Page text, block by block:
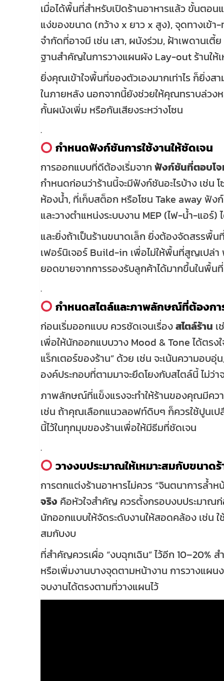
เมื่อได้พื้นที่สำหรับเปิดร้านอาหารแล้ว ขั้นตอ
แง่ของขนาด (กว้าง x ยาว x สูง), จุดทางเข้า
จำกัดที่อาจมี เช่น เสา, ผนังร่วม, ฝ้าเพดานเตี้
ฐานสำคัญในการวางแผนผัง Lay-out ร้านให้
ยิ่งคุณเข้าใจพื้นที่ของตัวเองมากเท่าไร ก็ยิ่ง
ในภายหลัง นอกจากนี้ยังช่วยให้คุณทราบล่วง
กั้นผนังเพิ่ม หรือกันเสียงระหว่างโซน
.
กำหนดฟังก์ชันการใช้งานให้ชัดเจน
การออกแบบที่ดีต้องเริ่มจาก ฟังก์ชันที่ตอบโ
กำหนดก่อนว่าร้านนี้จะมีฟังก์ชันอะไรบ้าง เช่น
ห้องน้ำ, ที่เก็บสต็อก หรือโซน Take away ฟั
และวางตำแหน่งระบบงาน MEP (ไฟ-น้ำ-แอร์
และยิ่งถ้าเป็นร้านขนาดเล็ก ยิ่งต้องจัดสรรพื้น
เฟอร์นิเจอร์ Build-in เพื่อไม่ให้พื้นที่สูญเปล่า
ยอดขายจากการรองรับลูกค้าได้มากขึ้นในพื้นที่
.
กำหนดสไตล์และภาพลักษณ์ที่ต้องกา
ก่อนเริ่มออกแบบ ควรชัดเจนเรื่องสไตล์ร้าน
เพื่อให้นักออกแบบวาง Mood & Tone ได้ตร
แร็กเตอร์ของร้าน” ด้วย เช่น จะเน้นความอบ
องค์ประกอบที่ตามมาจะยึดโยงกับสไตล์นี้ ไม่ว่
ภาพลักษณ์ที่แข็งแรงจะทำให้ร้านของคุณมีควา
เช่น ถ้าคุณเลือกแนวลอฟท์ดิบๆ ก็ควรใช้ปูนเป
นี้ไว้ในทุกมุมของร้านเพื่อให้มีธีมที่ชัดเจน
.
วางงบประมาณให้เหมาะสมกับขนาด
การตกแต่งร้านอาหารไม่ควร “จินตนาการล้ำห
จริง คือหัวใจสำคัญ ควรตั้งกรอบงบประมา
นักออกแบบให้จัดระดับงานให้สอดคล้อง เช่น
สมกับงบ
ที่สำคัญควรเผื่อ “งบฉุกเฉิน” ไว้อีก 10–20%
หรือเพิ่มงานบางจุดตามหน้างาน การวางแผน
จบงานได้ตรงตามที่วางแผนไว้